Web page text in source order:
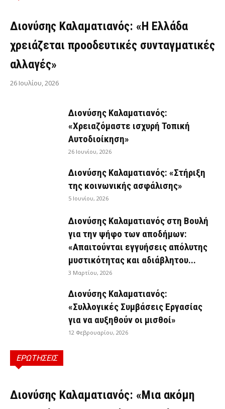
Διονύσης Καλαματιανός: «Η Ελλάδα
χρειάζεται προοδευτικές συνταγματικές
αλλαγές»
26 Ιουλίου, 2026
Διονύσης Καλαματιανός:
«Χρειαζόμαστε ισχυρή Τοπική
Αυτοδιοίκηση»
26 Ιουνίου, 2026
Διονύσης Καλαματιανός: «Στήριξη
της κοινωνικής ασφάλισης»
5 Ιουνίου, 2026
Διονύσης Καλαματιανός στη Βουλή
για την ψήφο των αποδήμων:
«Απαιτούνται εγγυήσεις απόλυτης
μυστικότητας και αδιάβλητου...
3 Μαρτίου, 2026
Διονύσης Καλαματιανός:
«Συλλογικές Συμβάσεις Εργασίας
για να αυξηθούν οι μισθοί»
12 Φεβρουαρίου, 2026
ΕΡΩΤΗΣΕΙΣ
ΕΡΩΤΉΣΕΙΣ
Διονύσης Καλαματιανός: «Μια ακόμη